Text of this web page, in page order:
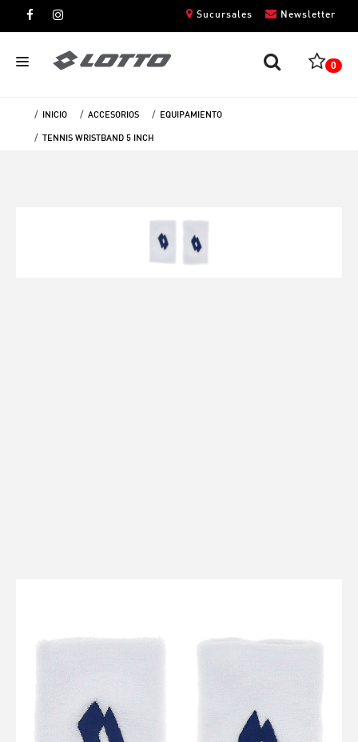
Newsletter
Sucursales
0
CABALLEROS
INICIO ACCESORIOS EQUIPAMIENTO
TENNIS WRISTBAND 5 INCH